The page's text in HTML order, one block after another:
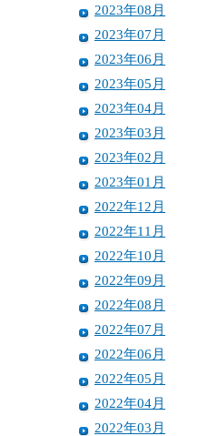
2023年08月
2023年07月
2023年06月
2023年05月
2023年04月
2023年03月
2023年02月
2023年01月
2022年12月
2022年11月
2022年10月
2022年09月
2022年08月
2022年07月
2022年06月
2022年05月
2022年04月
2022年03月